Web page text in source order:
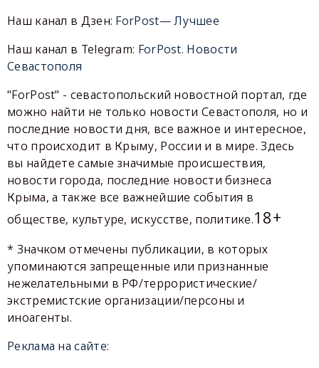
Наш канал в Дзен: ForPost— Лучшее
Наш канал в Telegram: ForPost. Новости
Севастополя
"ForPost" - севастопольский новостной портал, где
можно найти не только новости Севастополя, но и
последние новости дня, все важное и интересное,
что происходит в Крыму, России и в мире. Здесь
вы найдете самые значимые происшествия,
новости города, последние новости бизнеса
Крыма, а также все важнейшие события в
обществе, культуре, искусстве, политике.18+
* Значком отмечены публикации, в которых
упоминаются запрещенные или признанные
нежелательными в РФ/террористические/
экстремистские организации/персоны и
иноагенты.
Реклама на сайте: